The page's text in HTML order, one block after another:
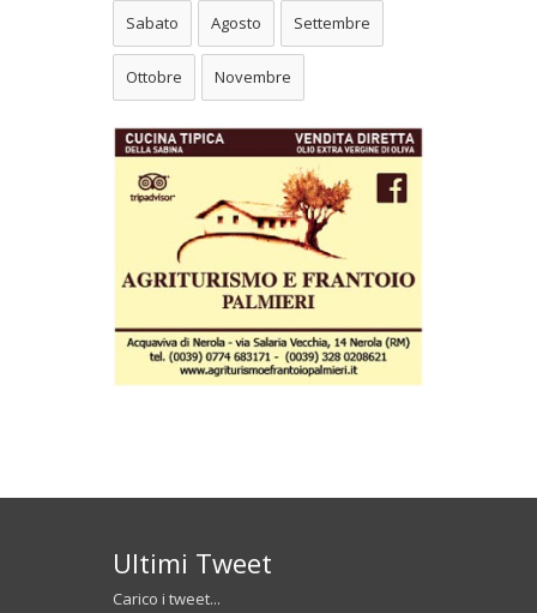
Sabato Agosto Settembre
Ottobre Novembre
Ultimi Tweet
Carico i tweet...